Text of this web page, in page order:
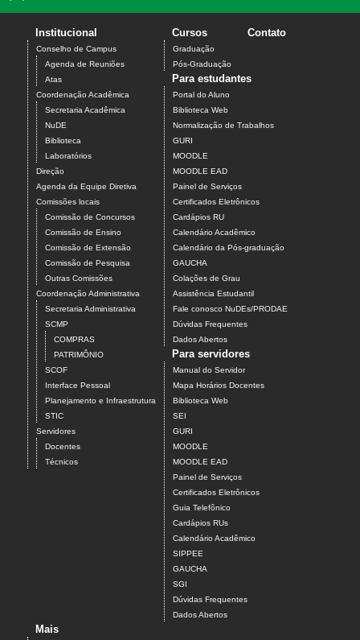
Institucional
Conselho de Campus
Agenda de Reuniões
Atas
Coordenação Acadêmica
Secretaria Acadêmica
NuDE
Biblioteca
Laboratórios
Direção
Agenda da Equipe Diretiva
Comissões locais
Comissão de Concursos
Comissão de Ensino
Comissão de Extensão
Comissão de Pesquisa
Outras Comissões
Coordenação Administrativa
Secretaria Administrativa
SCMP
COMPRAS
PATRIMÔNIO
SCOF
Interface Pessoal
Planejamento e Infraestrutura
STIC
Servidores
Docentes
Técnicos
Cursos
Graduação
Pós-Graduação
Contato
Para estudantes
Portal do Aluno
Biblioteca Web
Normalização de Trabalhos
GURI
MOODLE
MOODLE EAD
Painel de Serviços
Certificados Eletrônicos
Cardápios RU
Calendário Acadêmico
Calendário da Pós-graduação
GAUCHA
Colações de Grau
Assistência Estudantil
Fale conosco NuDEs/PRODAE
Dúvidas Frequentes
Dados Abertos
Para servidores
Manual do Servidor
Mapa Horários Docentes
Biblioteca Web
SEI
GURI
MOODLE
MOODLE EAD
Painel de Serviços
Certificados Eletrônicos
Guia Telefônico
Cardápios RUs
Calendário Acadêmico
SIPPEE
GAUCHA
SGI
Dúvidas Frequentes
Dados Abertos
Mais